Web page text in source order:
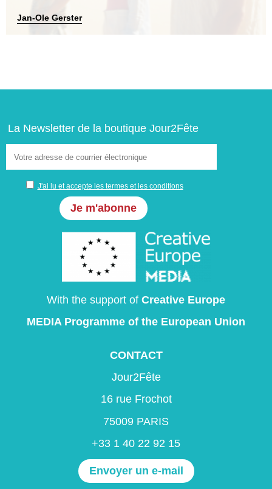
Jan-Ole Gerster
La Newsletter de la boutique Jour2Fête
J'ai lu et accepte les termes et les conditions
With the support of Creative Europe
MEDIA Programme of the European Union
CONTACT
Jour2Fête
16 rue Frochot
75009 PARIS
+33 1 40 22 92 15
Envoyer un e-mail